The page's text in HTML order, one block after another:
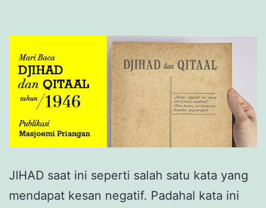
JIHAD saat ini seperti salah satu kata yang
mendapat kesan negatif. Padahal kata ini